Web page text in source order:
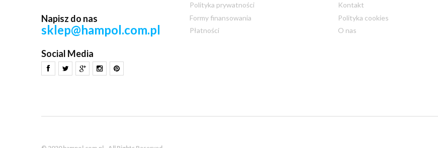
Napisz do nas
sklep@hampol.com.pl
Social Media
Polityka prywatności
Formy finansowania
Płatności
Kontakt
Polityka cookies
O nas